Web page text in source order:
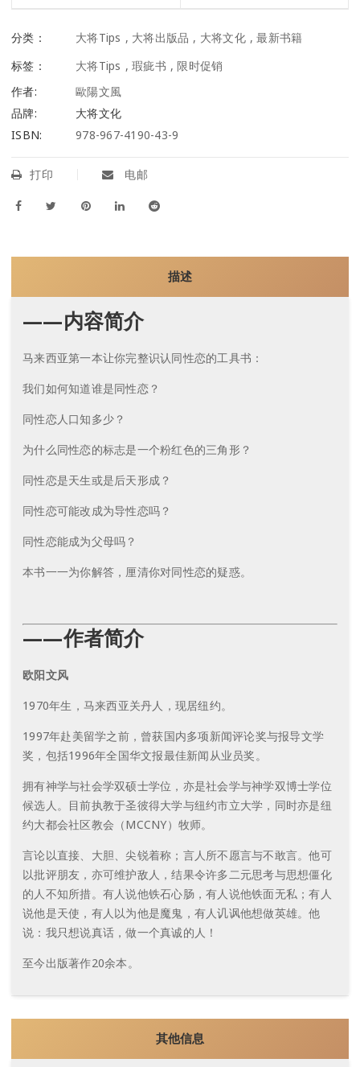
分类： 大将Tips , 大将出版品 , 大将文化 ,最新书籍
标签：
大将Tips , 瑕疵书 ,限时促销
作者:
歐陽文風
品牌:
大将文化
ISBN:
978-967-4190-43-9
打印 电邮
描述
——内容简介
马来西亚第一本让你完整识认同性恋的工具书：
我们如何知道谁是同性恋？
同性恋人口知多少？
为什么同性恋的标志是一个粉红色的三角形？
同性恋是天生或是后天形成？
同性恋可能改成为导性恋吗？
同性恋能成为父母吗？
本书一一为你解答，厘清你对同性恋的疑惑。
——作者简介
欧阳文风
1970年生，马来西亚关丹人，现居纽约。
1997年赴美留学之前，曾获国内多项新闻评论奖与报导文学
奖，包括1996年全国华文报最佳新闻从业员奖。
拥有神学与社会学双硕士学位，亦是社会学与神学双博士学位
候选人。目前执教于圣彼得大学与纽约市立大学，同时亦是纽
约大都会社区教会（MCCNY）牧师。
言论以直接、大胆、尖锐着称；言人所不愿言与不敢言。他可
以批评朋友，亦可维护敌人，结果令许多二元思考与思想僵化
的人不知所措。有人说他铁石心肠，有人说他铁面无私；有人
说他是天使，有人以为他是魔鬼，有人讥讽他想做英雄。他
说：我只想说真话，做一个真诚的人！
至今出版著作20余本。
其他信息